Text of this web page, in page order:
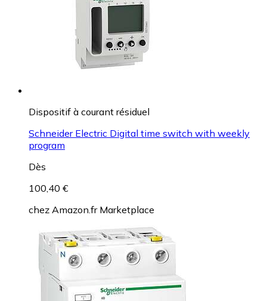
Dispositif à courant résiduel
Schneider Electric Digital time switch with weekly
program
Dès
100,40 €
chez Amazon.fr Marketplace